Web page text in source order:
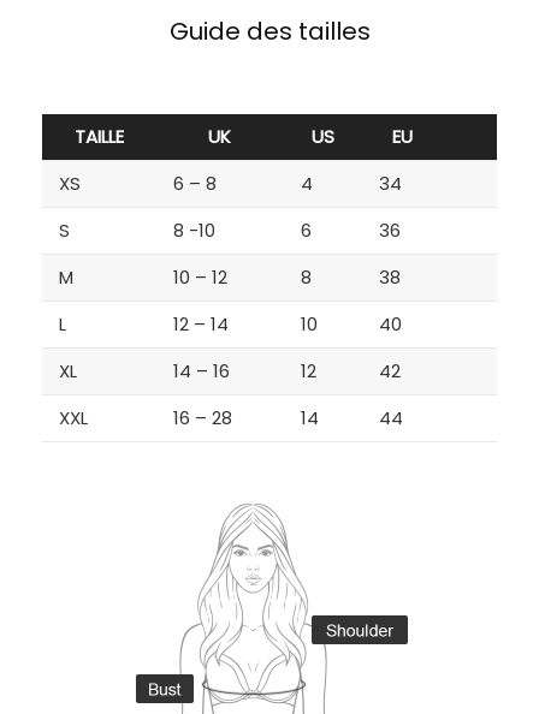
Guide des tailles
TAILLE UK US
EU
XS
6 – 8 4
34
S
8 -10 6
36
M
10 – 12 8
38
L
12 – 14 10
40
XL
14 – 16 12
42
XXL
16 – 28 14 44